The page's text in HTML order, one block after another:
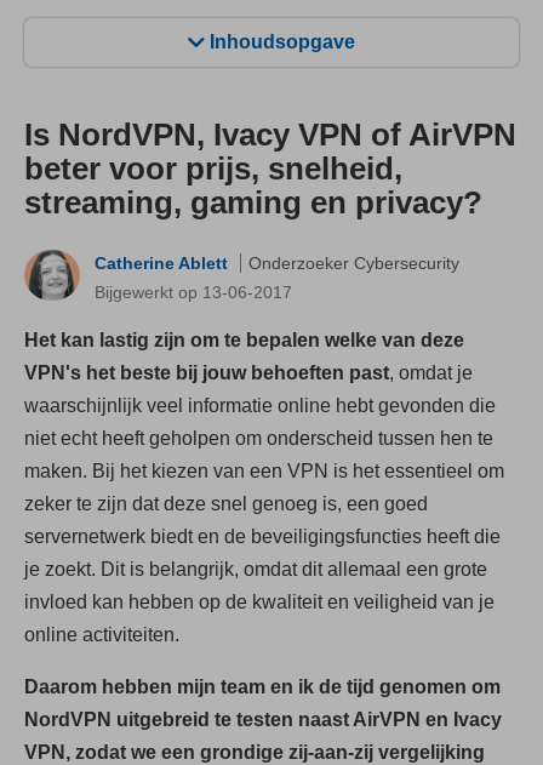
Inhoudsopgave
Is NordVPN, Ivacy VPN of AirVPN
beter voor prijs, snelheid,
streaming, gaming en privacy?
Catherine Ablett
Onderzoeker Cybersecurity
Bijgewerkt op 13-06-2017
Het kan lastig zijn om te bepalen welke van deze
VPN's het beste bij jouw behoeften past, omdat je
waarschijnlijk veel informatie online hebt gevonden die
niet echt heeft geholpen om onderscheid tussen hen te
maken. Bij het kiezen van een VPN is het essentieel om
zeker te zijn dat deze snel genoeg is, een goed
servernetwerk biedt en de beveiligingsfuncties heeft die
je zoekt. Dit is belangrijk, omdat dit allemaal een grote
invloed kan hebben op de kwaliteit en veiligheid van je
online activiteiten.
Daarom hebben mijn team en ik de tijd genomen om
NordVPN uitgebreid te testen naast AirVPN en Ivacy
VPN, zodat we een grondige zij-aan-zij vergelijking